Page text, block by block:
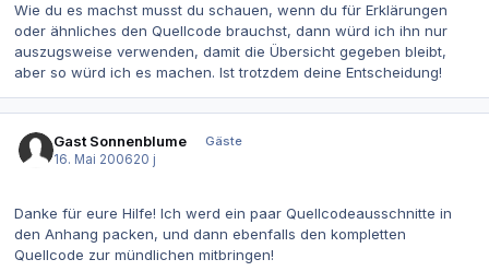
Wie du es machst musst du schauen, wenn du für Erklärungen
oder ähnliches den Quellcode brauchst, dann würd ich ihn nur
auszugsweise verwenden, damit die Übersicht gegeben bleibt,
aber so würd ich es machen. Ist trotzdem deine Entscheidung!
Gast Sonnenblume
Gäste
16. Mai 200620 j
Danke für eure Hilfe! Ich werd ein paar Quellcodeausschnitte in
den Anhang packen, und dann ebenfalls den kompletten
Quellcode zur mündlichen mitbringen!